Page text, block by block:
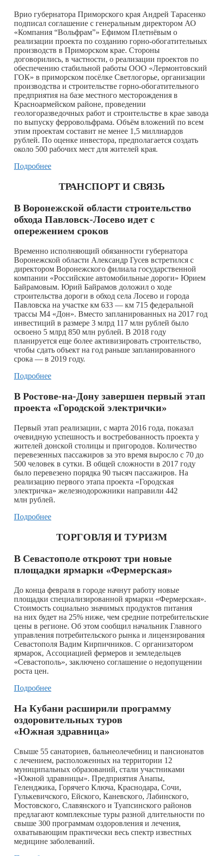
Врио губернатора Приморского края Андрей Тарасенко
подписал соглашение с генеральным директором АО
«Компания “Вольфрам”» Ефимом Плетнёвым о
реализации проекта по созданию горно-обогатительных
производств в Приморском крае. Стороны
договорились, в частности, о реализации проектов по
обеспечению стабильной работы ООО «Лермонтовский
ГОК» в приморском посёлке Светлогорье, организации
производства и строительстве горно-обогатительного
предприятия на базе местного месторождения в
Красноармейском районе, проведении
геологоразведочных работ и строительстве в крае завода
по выпуску ферровольфрама. Объём вложений по всем
этим проектам составит не менее 1,5 миллиардов
рублей. По оценке инвестора, предполагается создать
около 500 рабочих мест для жителей края.
Подробнее
ТРАНСПОРТ И СВЯЗЬ
В Воронежской области строительство
обхода Павловск-Лосево идет с
опережением сроков
Временно исполняющий обязанности губернатора
Воронежской области Александр Гусев встретился с
директором Воронежского филиала государственной
компании «Российские автомобильные дороги» Юрием
Байрамовым. Юрий Байрамов доложил о ходе
строительства дороги в обход села Лосево и города
Павловска на участке км 633 — км 715 федеральной
трассы М4 «Дон». Вместо запланированных на 2017 год
инвестиций в размере 3 млрд 117 млн рублей было
освоено 5 млрд 850 млн рублей. В 2018 году
планируется еще более активизировать строительство,
чтобы сдать объект на год раньше запланированного
срока — в 2019 году.
Подробнее
В Ростове-на-Дону завершен первый этап
проекта «Городской электрички»
Первый этап реализации, с марта 2016 года, показал
очевидную успешность и востребованность проекта у
жителей донской столицы и пригородов. Количество
перевезенных пассажиров за это время выросло с 70 до
500 человек в сутки. В общей сложности в 2017 году
было перевезено порядка 90 тысяч пассажиров. На
реализацию первого этапа проекта «Городская
электричка» железнодорожники направили 442
млн рублей.
Подробнее
ТОРГОВЛЯ И ТУРИЗМ
В Севастополе откроют три новые
площадки ярмарки «Фермерская»
До конца февраля в городе начнут работу новые
площадки специализированной ярмарки «Фермерская».
Стоимость социально значимых продуктов питания
на них будет на 25% ниже, чем средние потребительские
цены в регионе. Об этом сообщил начальник Главного
управления потребительского рынка и лицензирования
Севастополя Вадим Кирпичников. С организатором
ярмарок, Ассоциацией фермеров и земледельцев
«Севастополь», заключено соглашение о недопущении
роста цен.
Подробнее
На Кубани расширили программу
оздоровительных туров
«Южная здравница»
Свыше 55 санаториев, бальнеолечебниц и пансионатов
с лечением, расположенных на территории 12
муниципальных образований, стали участниками
«Южной здравницы». Предприятия Анапы,
Геленджика, Горячего Ключа, Краснодара, Сочи,
Гулькевичского, Ейского, Каневского, Лабинского,
Мостовского, Славянского и Туапсинского районов
предлагают комплексные туры разной длительности по
свыше 300 программам оздоровления и лечения,
охватывающим практически весь спектр известных
медицине заболеваний.